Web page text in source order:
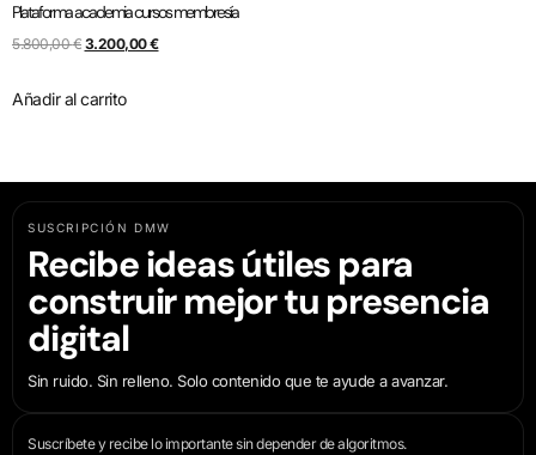
Plataforma academia cursos membresía
5.800,00€ 3.200,00€
Añadir al carrito
SUSCRIPCIÓN DMW
Recibe ideas útiles para
construir mejor tu presencia
digital
Sin ruido. Sin relleno. Solo contenido que te ayude a avanzar.
Suscríbete y recibe lo importante sin depender de algoritmos.